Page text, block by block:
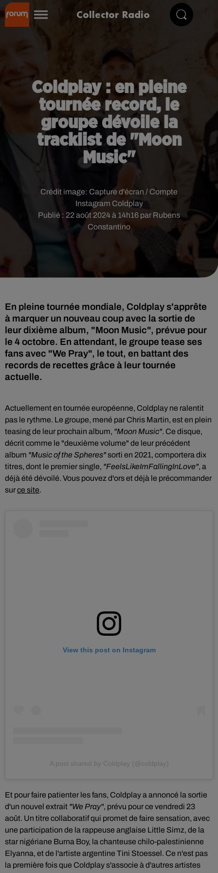
Collector Radio
Coldplay : en pleine
tournée record, le
groupe dévoile la
tracklist de "Moon
Music"
Publié : 22 août 2024 à 14h16 par Rubens
Constantino
Crédit image: Capture d'écran / Compte
Instagram Coldplay
En pleine tournée mondiale, Coldplay s'apprête
à marquer un nouveau coup avec la sortie de
leur dixième album, "Moon Music", prévue pour
le 4 octobre. En attendant, le groupe tease ses
fans avec "We Pray", le tout, en battant des
records de recettes grâce à leur tournée
actuelle.
Actuellement en tournée européenne, Coldplay ne ralentit
pas le rythme. Le groupe, mené par Chris Martin, est en plein
teasing de leur prochain album, "Moon Music". Ce disque,
décrit comme le "deuxième volume" de leur précédent
album "Music of the Spheres"sorti en 2021, comportera dix
titres, dont le premier single, "FeelsLikeImFallingInLove", a
déjà été dévoilé. Vous pouvez d'ors et déjà le précommander
surce site.
View this post on Instagram
A post shared by Coldplay (@coldplay)
Et pour faire patienter les fans, Coldplay a annoncé la sortie
d'un nouvel extrait "We Pray", prévu pour ce vendredi 23
août. Un titre collaboratif qui promet de faire sensation, avec
une participation de la rappeuse anglaise Little Simz, de la
star nigériane Burna Boy, la chanteuse chilo-palestinienne
Elyanna, et de l'artiste argentine Tini Stoessel. Ce n'est pas
la première fois que Coldplay s'associe à d'autres artistes